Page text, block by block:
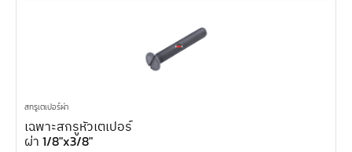
สกรูเตเปอร์ผ่า
เฉพาะสกรูหัวเตเปอร์
ผ่า 1/8″x3/8″